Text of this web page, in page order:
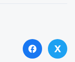
facebook X